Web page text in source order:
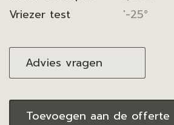
Vriezer test
'-25°
Advies vragen
Toevoegen aan de offerte